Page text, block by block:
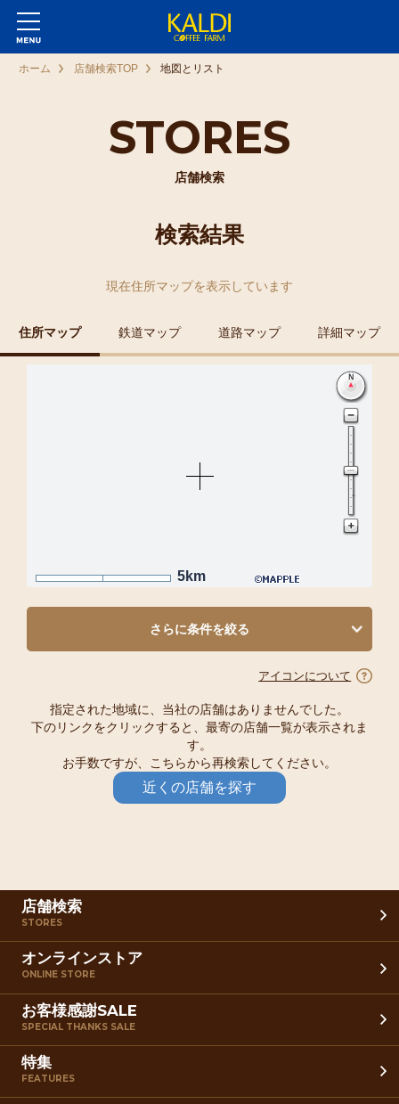
STORES
店舗検索
ホーム 店舗検索TOP 地図とリスト
検索結果
現在住所マップを表示しています
住所マップ 鉄道マップ 道路マップ 詳細マップ
5km
さらに条件を絞る
アイコンについて
指定された地域に、当社の店舗はありませんでした。
下のリンクをクリックすると、最寄の店舗一覧が表示されま
す。
お手数ですが、こちらから再検索してください。
近くの店舗を探す
店舗検索
STORES
オンラインストア
ONLINE STORE
お客様感謝SALE
SPECIAL THANKS SALE
特集
FEATURES